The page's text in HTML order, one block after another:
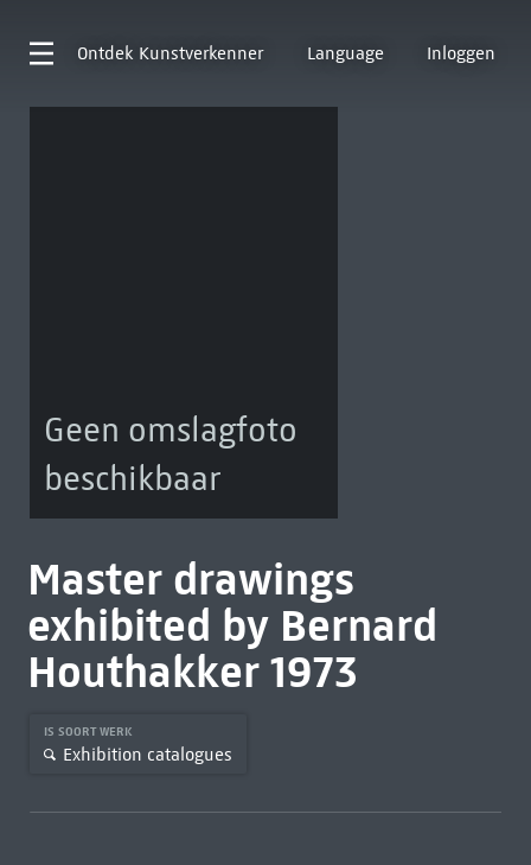
Ontdek Kunstverkenner Language Inloggen
Geen omslagfoto
beschikbaar
Master drawings
exhibited by Bernard
Houthakker 1973
IS SOORT WERK
Exhibition catalogues